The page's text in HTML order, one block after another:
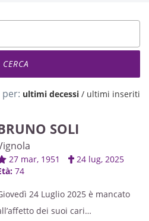
ultimi decessi / ultimi inseriti
SOLI
27 mar, 1951
24 lug, 2025
74
24 Luglio 2025 è mancato
dei suoi cari